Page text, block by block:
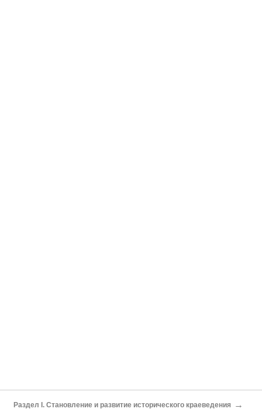
Раздел I. Становление и развитие исторического краеведения →